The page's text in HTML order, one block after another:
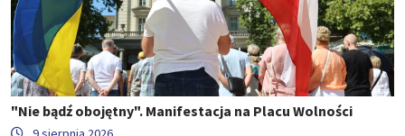
"Nie bądź obojętny". Manifestacja na Placu Wolności